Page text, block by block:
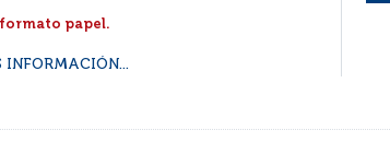
formato papel.
INFORMACIÓN...